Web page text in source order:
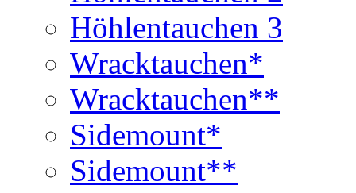
Höhlentauchen 3
Wracktauchen*
Wracktauchen**
Sidemount*
Sidemount**